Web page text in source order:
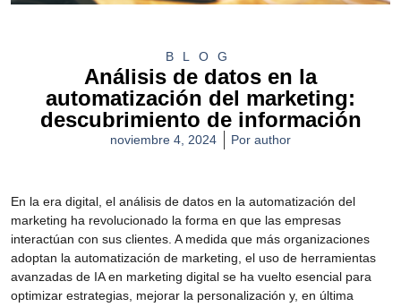
BLOG
Análisis de datos en la
automatización del marketing:
descubrimiento de información
noviembre 4, 2024 Por author
En la era digital, el análisis de datos en la automatización del
marketing ha revolucionado la forma en que las empresas
interactúan con sus clientes. A medida que más organizaciones
adoptan la automatización de marketing , el uso de herramientas
avanzadas de IA en marketing digital se ha vuelto esencial para
optimizar estrategias, mejorar la personalización y, en última